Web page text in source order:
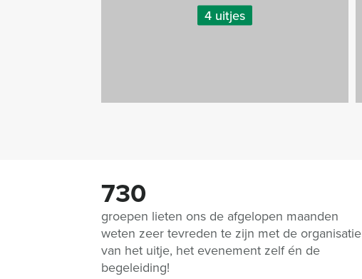
4 uitjes
730
groepen lieten ons de afgelopen maanden
weten zeer tevreden te zijn met de organisatie
van het uitje, het evenement zelf én de
begeleiding!